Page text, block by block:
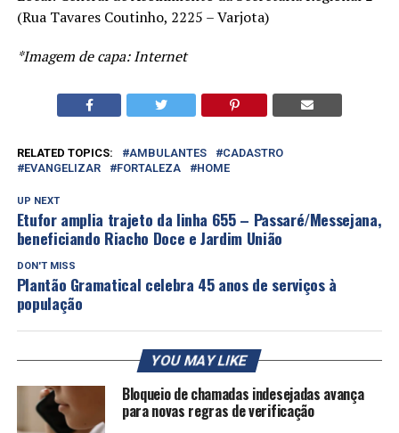
(Rua Tavares Coutinho, 2225 – Varjota)
*Imagem de capa: Internet
RELATED TOPICS: AMBULANTES
CADASTRO
EVANGELIZAR
FORTALEZA HOME
UP NEXT
Etufor amplia trajeto da linha 655 – Passaré/Messejana,
beneficiando Riacho Doce e Jardim União
DON'T MISS
Plantão Gramatical celebra 45 anos de serviços à
população
YOU MAY LIKE
Bloqueio de chamadas indesejadas avança
para novas regras de verificação